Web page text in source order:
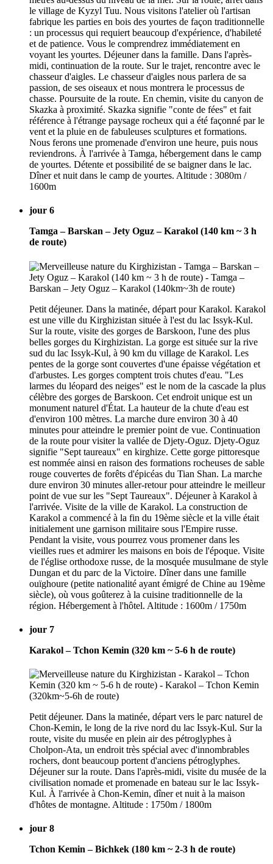
le village de Kyzyl Tuu. Nous visitons l'atelier où l'artisan
fabrique les parties en bois des yourtes de façon traditionnelle
: un processus qui requiert beaucoup d'expérience, d'habileté
et de patience. Vous le comprendrez immédiatement en
voyant les yourtes. Déjeuner dans la famille. Dans l'après-
midi, continuation de la route. Sur le trajet, rencontre avec le
chasseur d'aigles. Le chasseur d'aigles nous parlera de sa
passion, de ses oiseaux et nous montrera le processus de
chasse. Poursuite de la route. En chemin, visite du canyon de
Skazka à proximité. Skazka signifie "conte de fées" et fait
référence à l'étrange paysage rocheux qui a été façonné par le
vent et la pluie en de fabuleuses sculptures et formations.
Nous ferons une promenade d'environ une heure, puis nous
reviendrons. À l'arrivée à Tamga, hébergement dans le camp
de yourtes. Détente et possibilité de se baigner dans le lac.
Dîner et nuit dans le camp de yourtes. Altitude : 3080m /
1600m
jour 6
Tamga – Barskan – Jety Oguz – Karakol (140 km ~ 3 h
de route)
Petit déjeuner. Dans la matinée, départ pour Karakol. Karakol
est une ville du Kirghizistan située à l'est du lac Issyk-Kul.
Sur la route, visite des gorges de Barskoon, l'une des plus
belles gorges du Kirghizistan. La gorge est située sur la rive
sud du lac Issyk-Kul, à 90 km du village de Karakol. Les
pentes de la gorge sont couvertes d'une épaisse végétation et
d'arbustes. Les gorges comptent trois chutes d'eau. "Les
larmes du léopard des neiges" est le nom de la cascade la plus
célèbre des gorges de Barskoon. Cet endroit unique est un
monument naturel d'État. La hauteur de la chute d'eau est
d'environ 100 mètres. La marche dure environ 30 à 40
minutes pour atteindre le premier point de vue. Continuation
de la route pour visiter la vallée de Djety-Oguz. Djety-Oguz
signifie "Sept taureaux" en kirghize. Cette gorge pittoresque
est nommée ainsi en raison des formations rocheuses de sable
rouge couvertes de forêts d'épicéas du Tian Shan. La marche
dure environ 30 minutes aller-retour pour atteindre le meilleur
point de vue sur les "Sept Taureaux". Déjeuner à Karakol à
l'arrivée. Visite de la ville de Karakol. La construction de
Karakol a commencé à la fin du 19ème siècle et la ville était
initialement une garnison militaire sous l'Empire russe.
Pendant la visite, vous pourrez vous promener dans les
vieilles rues et admirer les maisons en bois de l'époque. Visite
de l'église orthodoxe russe, de la mosquée musulmane de style
Dungan et du parc de la Victoire. Dîner dans une famille
ouïghoure (petite nationalité ayant émigré de Chine au 19ème
siècle), où vous goûterez à la cuisine traditionnelle de la
région. Hébergement à l'hôtel. Altitude : 1600m / 1750m
jour 7
Karakol – Tchon Kemin (320 km ~ 5-6 h de route)
Petit déjeuner. Dans la matinée, départ vers le parc naturel de
Chon-Kemin, le long de la rive nord du lac Issyk-Kul. Sur la
route, visite du musée en plein air des pétroglyphes à
Cholpon-Ata, un endroit très spécial avec d'innombrables
rochers, dont beaucoup portent d'anciens pétroglyphes.
Déjeuner sur la route. Dans l'après-midi, visite du musée de la
civilisation nomade et promenade en bateau sur le lac Issyk-
Kul. À l'arrivée à Chon-Kemin, dîner et nuit à la maison
d'hôtes de montagne. Altitude : 1750m / 1800m
jour 8
Tchon Kemin – Bichkek (180 km ~ 2-3 h de route)